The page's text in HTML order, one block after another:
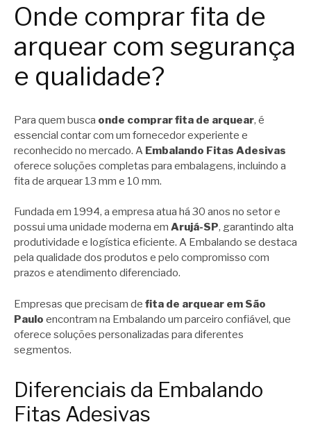
Onde comprar fita de
arquear com segurança
e qualidade?
Para quem busca onde comprar fita de arquear, é
essencial contar com um fornecedor experiente e
reconhecido no mercado. A Embalando Fitas Adesivas
oferece soluções completas para embalagens, incluindo a
fita de arquear 13 mm e 10 mm.
Fundada em 1994, a empresa atua há 30 anos no setor e
possui uma unidade moderna em Arujá-SP, garantindo alta
produtividade e logística eficiente. A Embalando se destaca
pela qualidade dos produtos e pelo compromisso com
prazos e atendimento diferenciado.
Empresas que precisam de fita de arquear em São
Paulo encontram na Embalando um parceiro confiável, que
oferece soluções personalizadas para diferentes
segmentos.
Diferenciais da Embalando
Fitas Adesivas